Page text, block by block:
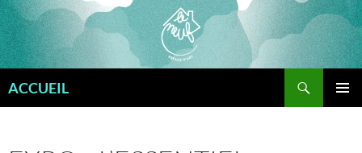
Aller
au
contenu
ACCUEIL